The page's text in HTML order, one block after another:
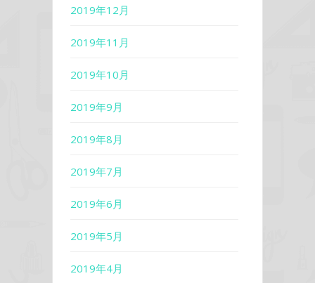
2019年12月
2019年11月
2019年10月
2019年9月
2019年8月
2019年7月
2019年6月
2019年5月
2019年4月